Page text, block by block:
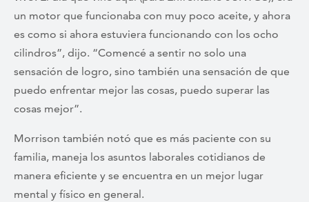
un motor que funcionaba con muy poco aceite, y ahora
es como si ahora estuviera funcionando con los ocho
cilindros”, dijo. “Comencé a sentir no solo una
sensación de logro, sino también una sensación de que
puedo enfrentar mejor las cosas, puedo superar las
cosas mejor”.
Morrison también notó que es más paciente con su
familia, maneja los asuntos laborales cotidianos de
manera eficiente y se encuentra en un mejor lugar
mental y físico en general.